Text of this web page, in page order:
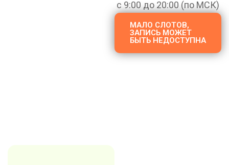
с 9:00 до 20:00 (по МСК)
МАЛО СЛОТОВ,
ЗАПИСЬ МОЖЕТ
БЫТЬ НЕДОСТУПНА